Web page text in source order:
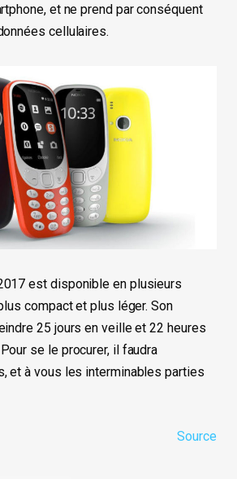
et ne prend par conséquent
cellulaires.
est disponible en plusieurs
compact et plus léger. Son
25 jours en veille et 22 heures
se le procurer, il faudra
et à vous les interminables parties
Source